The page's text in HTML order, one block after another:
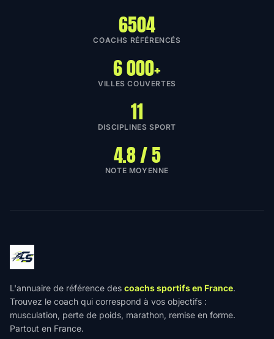
6504
COACHS RÉFÉRENCÉS
6 000+
VILLES COUVERTES
11
DISCIPLINES SPORT
4.8 / 5
NOTE MOYENNE
L'annuaire de référence des coachs sportifs en France.
Trouvez le coach qui correspond à vos objectifs :
musculation, perte de poids, marathon, remise en forme.
Partout en France.